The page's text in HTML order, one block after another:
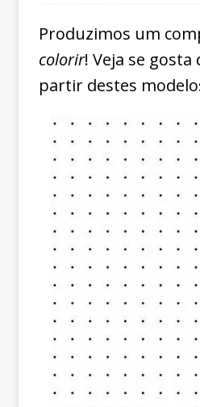
Produzimos um
colorir! Veja se
partir destes